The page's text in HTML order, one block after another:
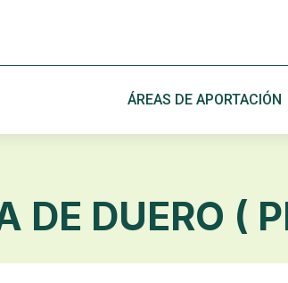
ÁREAS DE APORTACIÓN
DE DUERO (